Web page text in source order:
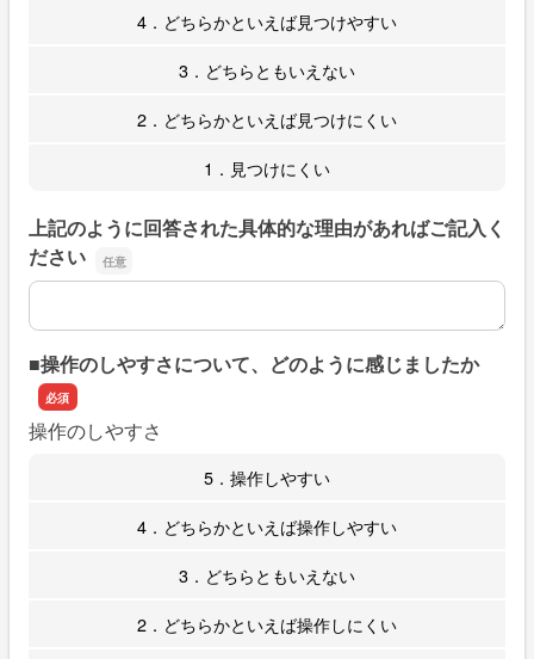
4．どちらかといえば見つけやすい
3．どちらともいえない
2．どちらかといえば見つけにくい
1．見つけにくい
上記のように回答された具体的な理由があればご記入く
ださい
上記のように回答された具体的な理由があればご記入くだ
■操作のしやすさについて、どのように感じましたか
操作のしやすさ
5．操作しやすい
4．どちらかといえば操作しやすい
3．どちらともいえない
2．どちらかといえば操作しにくい